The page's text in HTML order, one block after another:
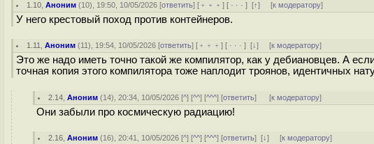
1.10 ,Аноним (10), 19:50, 10/05/2026 [ответить] [ ﹢﹢﹢] [ · · ·][↑] [к модератору]
У него крестовый поход против контейнеров.
1.11 ,Аноним (11), 19:54, 10/05/2026 [ответить] [ ﹢﹢﹢] [ · · ·][↓] [к модератору]
Это же надо иметь точно такой же компилятор, как у дебиановцев. А
точная копия этого компилятора тоже наплодит троянов, идентичных
2.14 ,Аноним (14), 20:34, 10/05/2026 [^] [^^] [^^^] [ответить] [к модератору]
Они забыли про космическую радиацию!
2.16 ,Аноним (16), 20:41, 10/05/2026 [^] [^^] [^^^] [ответить][↓] [к модератору]